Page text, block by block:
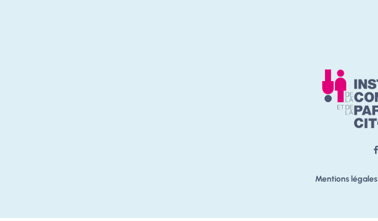
Mentions légales